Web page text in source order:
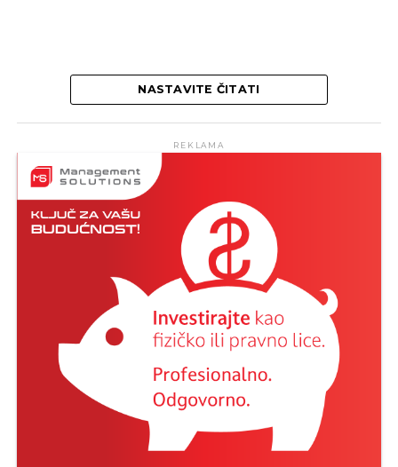
NASTAVITE ČITATI
REKLAMA